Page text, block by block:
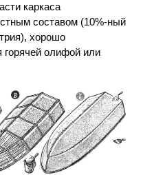
каркаса
составом (10%-ный
хорошо
олифой или